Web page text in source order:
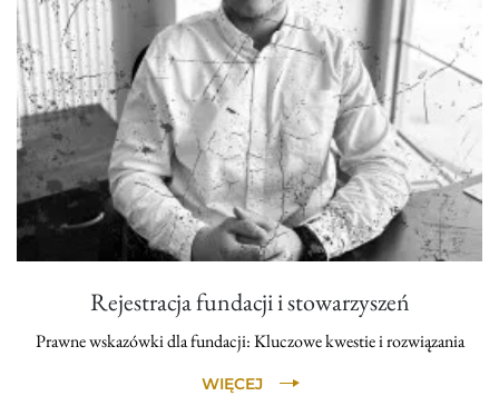
Rejestracja fundacji i stowarzyszeń
Prawne wskazówki dla fundacji: Kluczowe kwestie i rozwiązania
WIĘCEJ